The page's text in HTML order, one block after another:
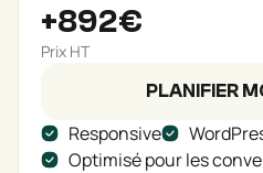
+892€
Prix HT
PLANIFIER
Responsive
Optimisé pour les